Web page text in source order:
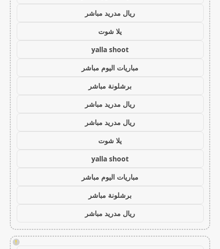
ريال مدريد مباشر
يلا شوت
yalla shoot
مباريات اليوم مباشر
برشلونة مباشر
ريال مدريد مباشر
ريال مدريد مباشر
يلا شوت
yalla shoot
مباريات اليوم مباشر
برشلونة مباشر
ريال مدريد مباشر
!